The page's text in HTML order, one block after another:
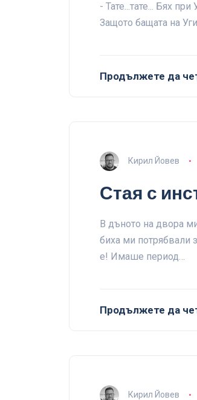
- Тате...тате... Бях
Защото бащата на
Продължете да
Кирил Йовев
Стая с
В дъното на двора
биха ми потрябвали
е! Имаше период…
Продължете да
Кирил Йовев